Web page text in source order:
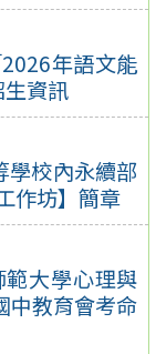
年語文能
資訊
學校內永續部
作坊】簡章
大學心理與
中教育會考命